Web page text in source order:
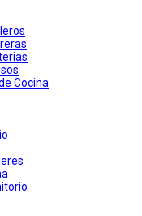
Cocina